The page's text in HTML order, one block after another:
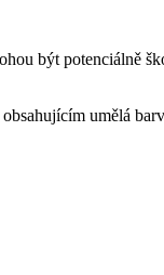
být potenciálně
umělá